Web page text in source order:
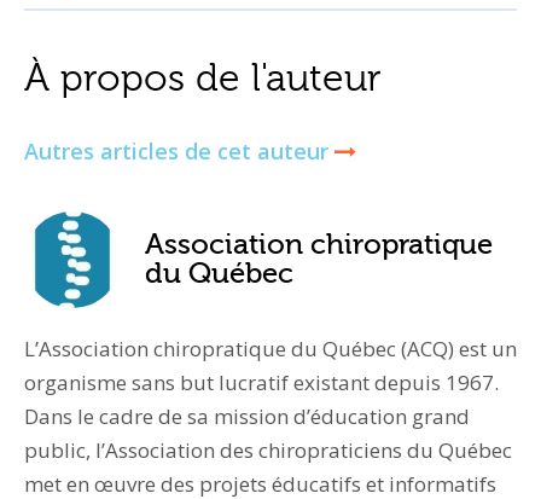
À propos de l'auteur
Autres articles de cet auteur
Association chiropratique
du Québec
L’Association chiropratique du Québec (ACQ) est un
organisme sans but lucratif existant depuis 1967.
Dans le cadre de sa mission d’éducation grand
public, l’Association des chiropraticiens du Québec
met en œuvre des projets éducatifs et informatifs